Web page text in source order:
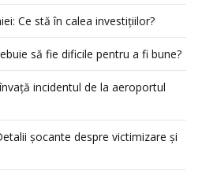
Ce stă în calea investițiilor?
să fie dificile pentru a fi bune?
incidentul de la aeroportul
șocante despre victimizare și